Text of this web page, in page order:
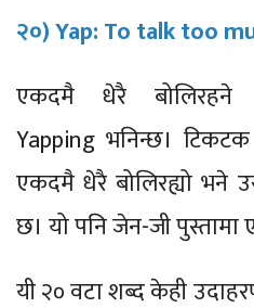
२०) Yap: To talk too
एकदमै धेरै बोलिरहने
Yapping भनिन्छ। टिकटक
एकदमै धेरै बोलिरह्यो भने
छ। यो पनि जेन-जी पुस्तामा
यी २० वटा शब्द केही